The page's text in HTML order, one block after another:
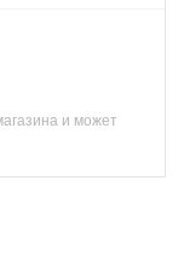
и может